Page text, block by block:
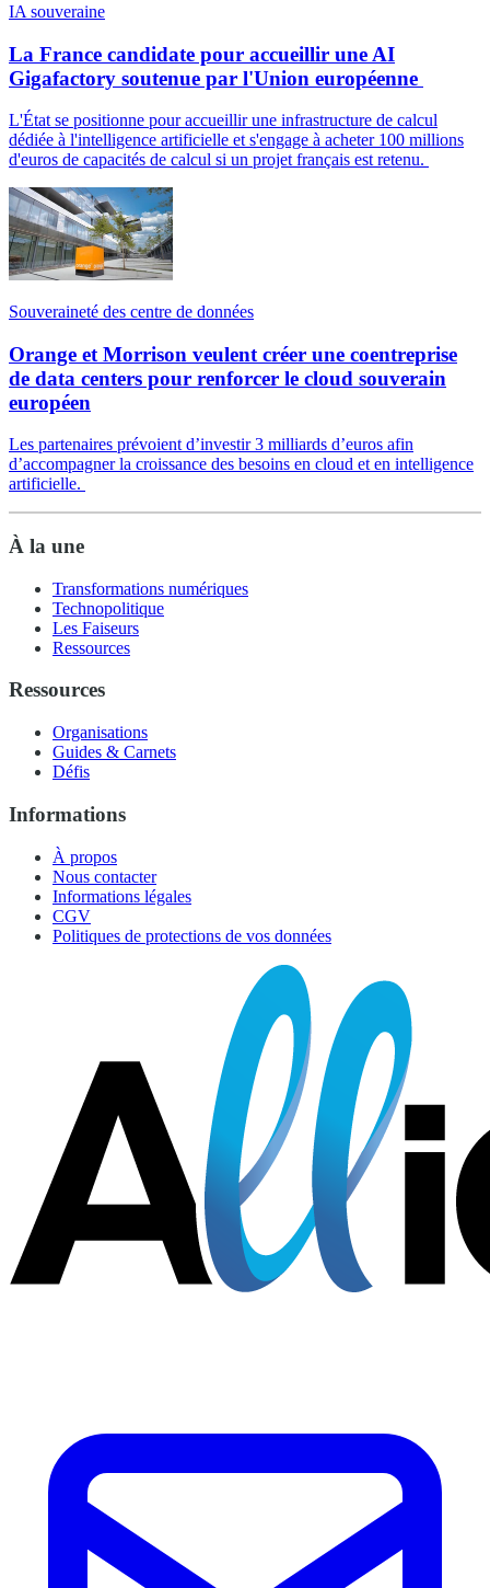
IA souveraine
La France candidate pour accueillir une AI
Gigafactory soutenue par l'Union européenne
L'État se positionne pour accueillir une infrastructure de calcul
dédiée à l'intelligence artificielle et s'engage à acheter 100 millions
d'euros de capacités de calcul si un projet français est retenu.
Souveraineté des centre de données
Orange et Morrison veulent créer une coentreprise
de data centers pour renforcer le cloud souverain
européen
Les partenaires prévoient d’investir 3 milliards d’euros afin
d’accompagner la croissance des besoins en cloud et en intelligence
artificielle.
À la une
Transformations numériques
Technopolitique
Les Faiseurs
Ressources
Ressources
Organisations
Guides & Carnets
Défis
Informations
À propos
Nous contacter
Informations légales
CGV
Politiques de protections de vos données